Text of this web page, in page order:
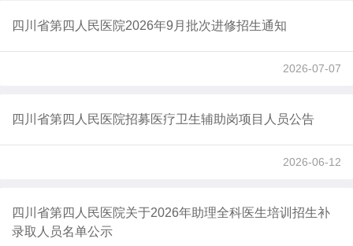
四川省第四人民医院2026年9月批次进修招生通知
2026-07-07
四川省第四人民医院招募医疗卫生辅助岗项目人员公告
2026-06-12
四川省第四人民医院关于2026年助理全科医生培训招生补
录取人员名单公示